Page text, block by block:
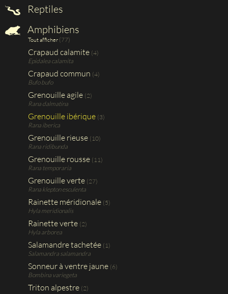
Reptiles
Amphibiens
Tout afficher (77)
Crapaud calamite (4)
Epidalea calamita
Crapaud commun (4)
Bufo bufo
Grenouille agile (2)
Rana dalmatina
Grenouille ibérique (3)
Rana iberica
Grenouille rieuse (10)
Rana ridibunda
Grenouille rousse (11)
Rana temporaria
Grenouille verte (27)
Rana klepton esculenta
Rainette méridionale (5)
Hyla meridionalis
Rainette verte (2)
Hyla arborea
Salamandre tachetée (1)
Salamandra salamandra
Sonneur à ventre jaune (6)
Bombina variegeta
Triton alpestre (2)